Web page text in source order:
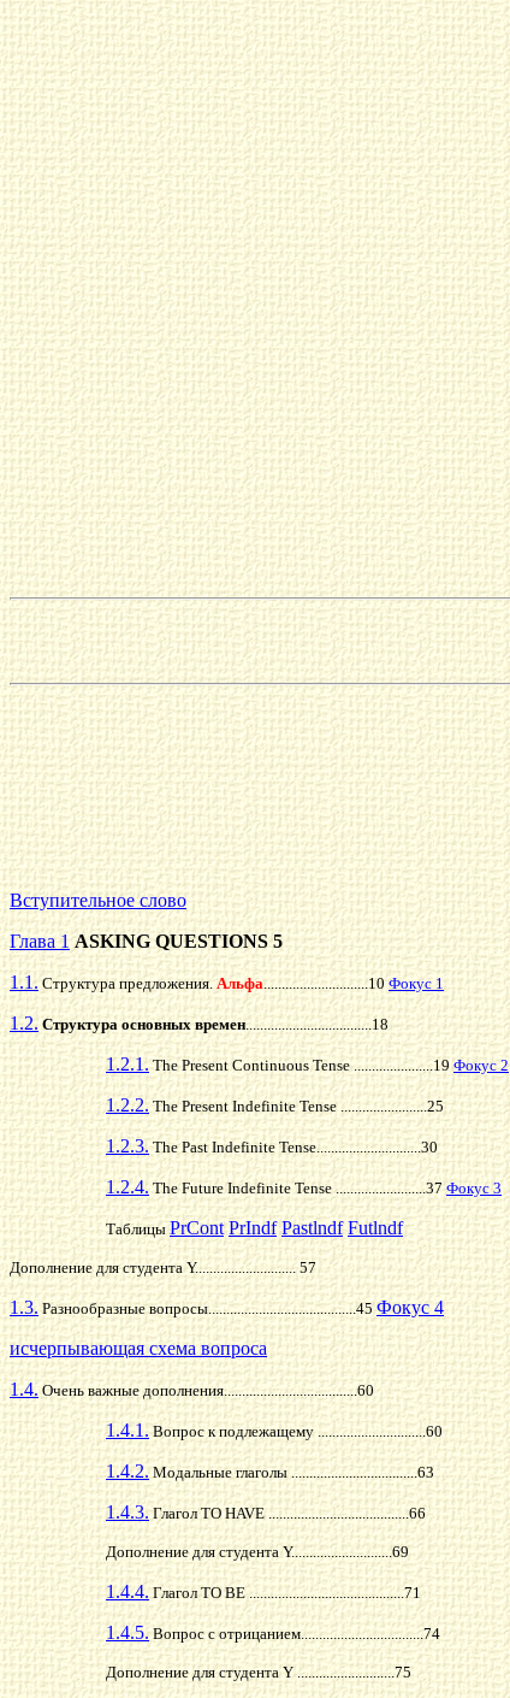
Вступительное слово
Глава 1 ASKING QUESTIONS 5
1.1.Структура предложения.Альфа.............................10Фокус 1
1.2. Структура основных времен...................................18
1.2.1.The Present Continuous Tense ......................19Фокус 2
1.2.2.The Present Indefinite Tense ........................25
1.2.3.The Past Indefinite Tense.............................30
1.2.4.The Future Indefinite Tense .........................37Фокус 3
ТаблицыPrCont PrIndf Pastlndf Futlndf
Дополнение для студента Y............................ 57
1.3.Разнообразные вопросы.........................................45Фокус 4
исчерпывающая схема вопроса
1.4. Очень важные дополнения.....................................60
1.4.1.Вопрос к подлежащему ..............................60
1.4.2.Модальные глаголы...................................63
1.4.3.Глагол ТО HAVE .......................................66
Дополнение для студента Y............................69
1.4.4.Глагол ТО BE ...........................................71
1.4.5.Вопрос с отрицанием..................................74
Дополнение для студента Y ...........................75